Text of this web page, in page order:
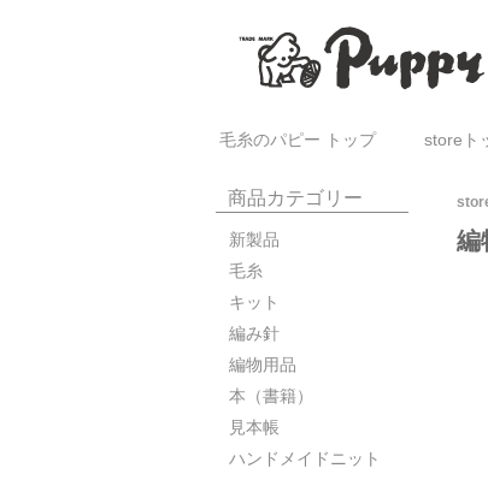
毛糸のパピー トップ storeト
商品カテゴリー
新製品
毛糸
キット
編み針
編物用品
本（書籍）
見本帳
ハンドメイドニット
編